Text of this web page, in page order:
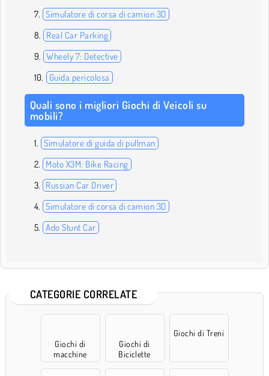
Simulatore di corsa di camion 3D
Real Car Parking
Wheely 7: Detective
Guida pericolosa
Quali sono i migliori Giochi di Veicoli su
mobili?
Simulatore di guida di pullman
Moto X3M: Bike Racing
Russian Car Driver
Simulatore di corsa di camion 3D
Ado Stunt Car
CATEGORIE CORRELATE
Giochi di
macchine
Giochi di
Biciclette
Giochi di Treni